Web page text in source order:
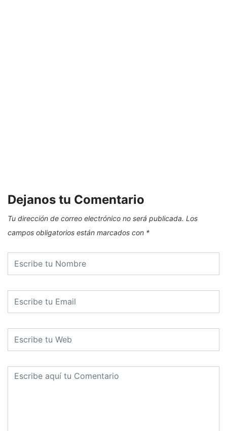
Dejanos tu Comentario
Tu dirección de correo electrónico no será publicada. Los
campos obligatorios están marcados con *